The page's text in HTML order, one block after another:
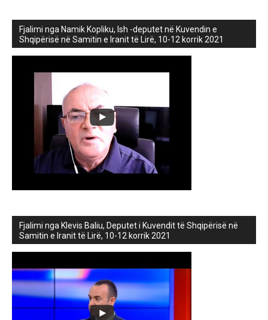
Fjalimi nga Namik Kopliku, Ish -deputet në Kuvendin e
Shqipërisë në Samitin e Iranit të Lirë, 10-12 korrik 2021
Fjalimi nga Klevis Baliu, Deputet i Kuvendit të Shqipërisë në
Samitin e Iranit të Lirë, 10-12 korrik 2021